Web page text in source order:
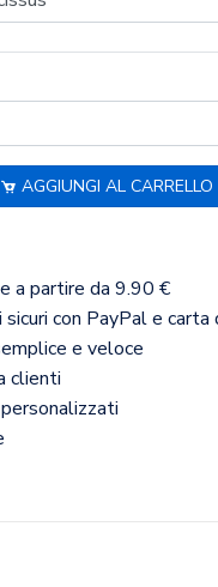
AGGIUNGI AL CARRELLO
a partire da 9.90 €
sicuri con PayPal e carta
e veloce
clienti